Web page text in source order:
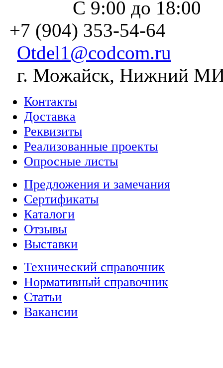
С 9:00 до 18:00
+7 (904) 353-54-64
Otdel1@codcom.ru
г. Можайск, Нижний
Контакты
Доставка
Реквизиты
Реализованные проекты
Опросные листы
Предложения и замечания
Сертификаты
Каталоги
Отзывы
Выставки
Технический справочник
Нормативный справочник
Статьи
Вакансии